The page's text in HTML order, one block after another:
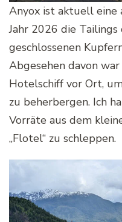
Anyox ist aktuell eine
Jahr 2026 die
geschlossenen
Abgesehen davon
Hotelschiff vor Ort,
zu beherbergen. Ich
Vorräte aus dem
„Flotel“ zu schleppen.